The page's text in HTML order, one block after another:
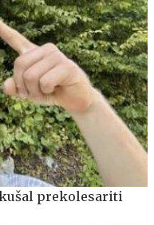
prekolesariti